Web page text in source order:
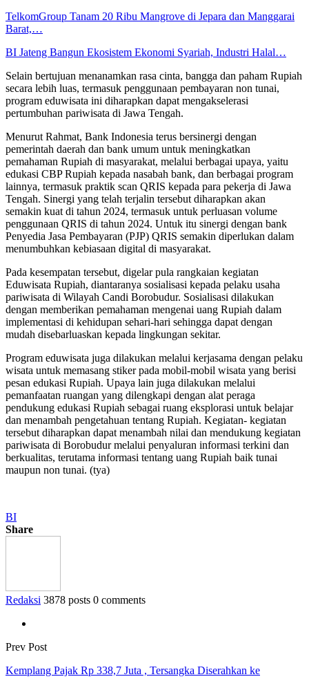
TelkomGroup Tanam 20 Ribu Mangrove di Jepara dan Manggarai
Barat,…
BI Jateng Bangun Ekosistem Ekonomi Syariah, Industri Halal…
Selain bertujuan menanamkan rasa cinta, bangga dan paham Rupiah
secara lebih luas, termasuk penggunaan pembayaran non tunai,
program eduwisata ini diharapkan dapat mengakselerasi
pertumbuhan pariwisata di Jawa Tengah.
Menurut Rahmat, Bank Indonesia terus bersinergi dengan
pemerintah daerah dan bank umum untuk meningkatkan
pemahaman Rupiah di masyarakat, melalui berbagai upaya, yaitu
edukasi CBP Rupiah kepada nasabah bank, dan berbagai program
lainnya, termasuk praktik scan QRIS kepada para pekerja di Jawa
Tengah. Sinergi yang telah terjalin tersebut diharapkan akan
semakin kuat di tahun 2024, termasuk untuk perluasan volume
penggunaan QRIS di tahun 2024. Untuk itu sinergi dengan bank
Penyedia Jasa Pembayaran (PJP) QRIS semakin diperlukan dalam
menumbuhkan kebiasaan digital di masyarakat.
Pada kesempatan tersebut, digelar pula rangkaian kegiatan
Eduwisata Rupiah, diantaranya sosialisasi kepada pelaku usaha
pariwisata di Wilayah Candi Borobudur. Sosialisasi dilakukan
dengan memberikan pemahaman mengenai uang Rupiah dalam
implementasi di kehidupan sehari-hari sehingga dapat dengan
mudah disebarluaskan kepada lingkungan sekitar.
Program eduwisata juga dilakukan melalui kerjasama dengan pelaku
wisata untuk memasang stiker pada mobil-mobil wisata yang berisi
pesan edukasi Rupiah. Upaya lain juga dilakukan melalui
pemanfaatan ruangan yang dilengkapi dengan alat peraga
pendukung edukasi Rupiah sebagai ruang eksplorasi untuk belajar
dan menambah pengetahuan tentang Rupiah. Kegiatan- kegiatan
tersebut diharapkan dapat menambah nilai dan mendukung kegiatan
pariwisata di Borobudur melalui penyaluran informasi terkini dan
berkualitas, terutama informasi tentang uang Rupiah baik tunai
maupun non tunai. (tya)
BI
Share
Redaksi 3878 posts 0 comments
Prev Post
Kemplang Pajak Rp 338,7 Juta , Tersangka Diserahkan ke